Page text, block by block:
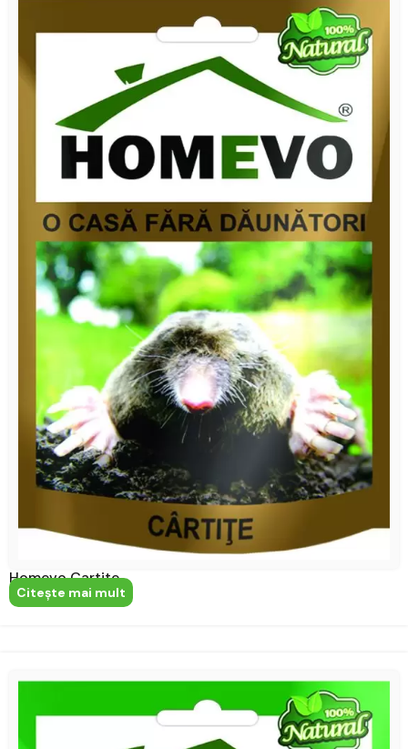
Homevo Cartite
Citeşte mai mult